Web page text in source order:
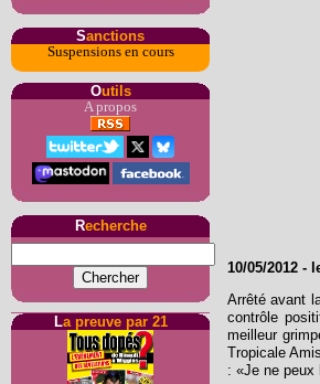
Sanctions
Suspensions en cours
Outils
A propos
Recherche
La preuve par 21
10/05/2012 -
Arrêté avant
contrôle
meilleur
Tropicale
: «Je ne peux